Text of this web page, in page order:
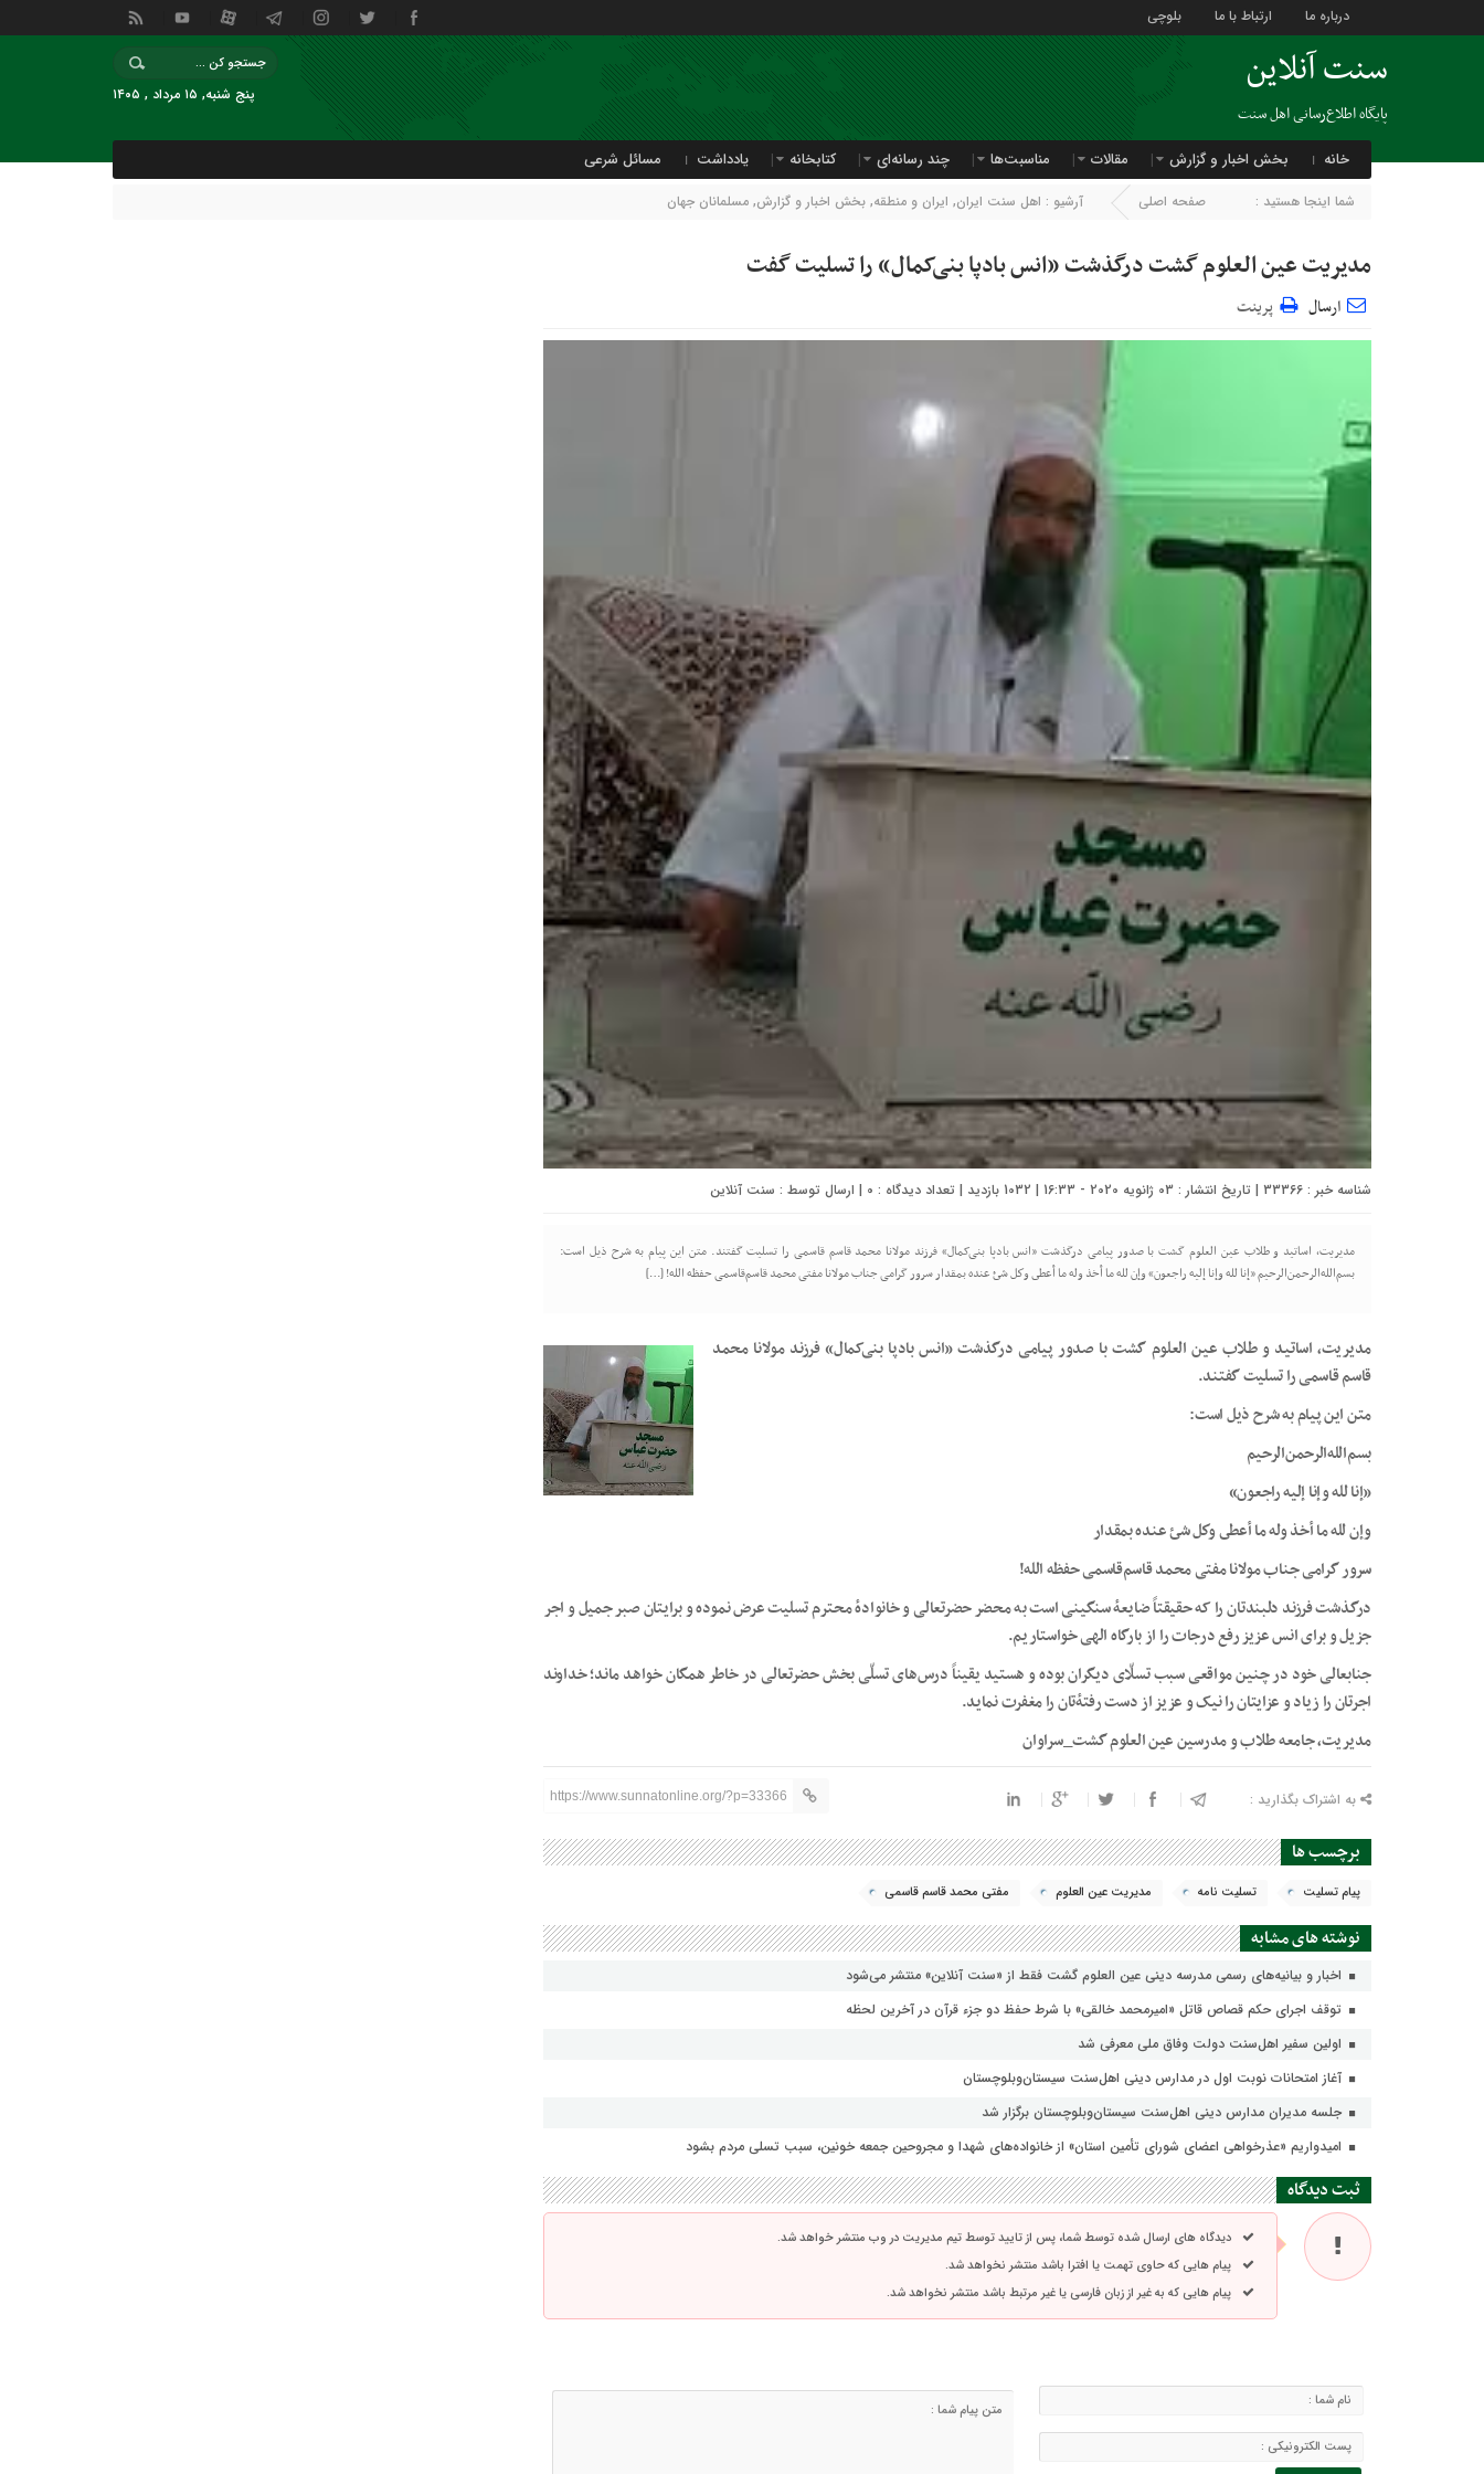
درباره ما ارتباط با ما بلوچی
سنت آنلاین
پایگاه اطلاع‌رسانی اهل سنت
پنج شنبه, ۱۵ مرداد , ۱۴۰۵
خانه بخش اخبار و گزارش مقالات مناسبت‌ها چند رسانه‌ای کتابخانه یادداشت مسائل شرعی
شما اینجا هستید : صفحه اصلی آرشیو : اهل سنت ایران, ایران و منطقه, بخش اخبار و گزارش, مسلمانان جهان
مدیریت عین العلوم گشت درگذشت «انس بادپا بنی‌کمال» را تسلیت گفت
ارسال پرینت
شناسه خبر : 33366 | تاریخ انتشار : 03 ژانویه 2020 - 16:33 | 1032 بازدید | تعداد دیدگاه : 0 | ارسال توسط : سنت آنلاین
مدیریت، اساتید و طلاب عین العلوم گشت با صدور پیامی درگذشت «انس بادپا بنی‌کمال» فرزند مولانا محمد قاسم قاسمی را تسلیت گفتند. متن این پیام به شرح ذیل است:
بسم‌الله‌الرحمن‌الرحیم «إنا لله وإنا إليه راجعون» وإن لله ما أخذ وله ما أعطى وكل شئ عنده بمقدار سرور گرامی جناب مولانا مفتی محمد قاسم‌قاسمی حفظه الله! […]
مدیریت، اساتید و طلاب عین العلوم گشت با صدور پیامی درگذشت «انس بادپا بنی‌کمال» فرزند مولانا محمد
قاسم قاسمی را تسلیت گفتند.
متن این پیام به شرح ذیل است:
بسم‌الله‌الرحمن‌الرحیم
«إنا لله وإنا إليه راجعون»
وإن لله ما أخذ وله ما أعطى وكل شئ عنده بمقدار
سرور گرامی جناب مولانا مفتی محمد قاسم‌قاسمی حفظه الله!
درگذشت فرزند دلبندتان را که حقیقتاً ضایعهٔ سنگینی است به‌ محضر حضرتعالی و خانوادهٔ محترم تسلیت عرض نموده و برایتان صبر جمیل و اجر
جزیل و برای انس عزیز رفع درجات را از بارگاه الهی خواستاریم.
جنابعالی خود در چنین مواقعی سبب تسلّای دیگران بوده و هستید یقیناً درس‌های تسلّی بخش حضرتعالی در خاطر همگان خواهد ماند؛ خداوند
اجرتان را زیاد و عزایتان را نیک و عزیز از دست رفتهٔ‌تان را مغفرت نماید.
مدیریت، جامعه طلاب و مدرسین عین العلوم گشت_سراوان
به اشتراک بگذارید : https://www.sunnatonline.org/?p=33366
برچسب ها
پيام تسليت ‌تسليت نامه مديريت عين العلوم مفتي محمد قاسم قاسمي
نوشته های مشابه
اخبار و بیانیه‌های رسمی مدرسه دینی عین العلوم گشت فقط از «سنت آنلاین» منتشر می‌شود
توقف اجرای حکم قصاص قاتل «امیرمحمد خالقی» با شرط حفظ دو جزء قرآن در آخرین لحظه
اولین سفیر اهل‌سنت دولت وفاق ملی معرفی شد
آغاز امتحانات نوبت اول در مدارس دینی اهل‌سنت سیستان‌وبلوچستان
جلسه مدیران مدارس دینی اهل‌سنت سیستان‌وبلوچستان برگزار شد
امیدواریم «عذرخواهی اعضای شورای تأمین استان» از خانواده‌های شهدا و مجروحین جمعه خونین، سبب تسلی مردم بشود
ثبت دیدگاه
دیدگاه های ارسال شده توسط شما، پس از تایید توسط تیم مدیریت در وب منتشر خواهد شد.
پیام هایی که حاوی تهمت یا افترا باشد منتشر نخواهد شد.
پیام هایی که به غیر از زبان فارسی یا غیر مرتبط باشد منتشر نخواهد شد.